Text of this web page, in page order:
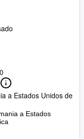
(§86
a Estados Unidos de
a Estados